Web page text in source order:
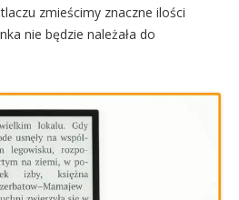
zmieścimy znaczne ilości
nie będzie należała do